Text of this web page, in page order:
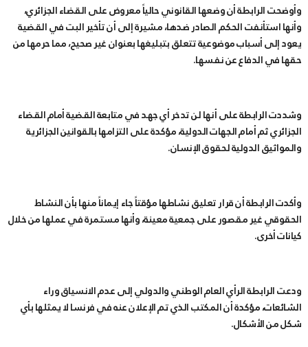
وأوضحت الرابطة أن وضعها القانوني حالياً معروض على القضاء الجزائري،
وأنها استأنفت الحكم الصادر ضدها، مشيرة إلى أن تأخير البت في القضية
يعود إلى أسباب موضوعية تتعلق بتبليغها بعنوان غير صحيح، مما حرمها من
حقها في الدفاع عن نفسها.
وشددت الرابطة على أنها لن تدخر أي جهد في متابعة القضية أمام القضاء
الجزائري ثم أمام الجهات الدولية، مؤكدة على التزامها بالقوانين الجزائرية
والمواثيق الدولية لحقوق الإنسان.
وأكدت الرابطة أن قرار تعليق نشاطها مؤقتاً جاء إيماناً منها بأن النشاط
الحقوقي غير مقصور على جمعية معينة، وأنها مستمرة في عملها من خلال
كيانات أخرى.
ودعت الرابطة الرأي العام الوطني والدولي إلى عدم الانسياق وراء
الشائعات، مؤكدة أن المكتب الذي تم الإعلان عنه في فرنسا لا يمثلها بأي
شكل من الأشكال.